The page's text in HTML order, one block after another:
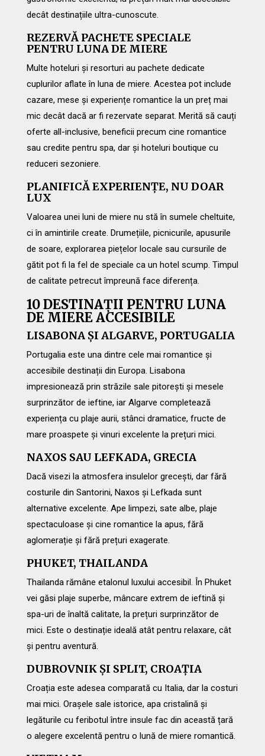
decât destinațiile ultra-cunoscute.
REZERVĂ PACHETE SPECIALE
PENTRU LUNA DE MIERE
Multe hoteluri și resorturi au pachete dedicate
cuplurilor aflate în luna de miere. Acestea pot include
cazare, mese și experiențe romantice la un preț mai
mic decât dacă ar fi rezervate separat. Merită să cauți
oferte all-inclusive, beneficii precum cine romantice
sau credite pentru spa, dar și hoteluri boutique cu
reduceri sezoniere.
PLANIFICĂ EXPERIENȚE, NU DOAR
LUX
Valoarea unei luni de miere nu stă în sumele cheltuite,
ci în amintirile create. Drumețiile, picnicurile, apusurile
de soare, explorarea piețelor locale sau cursurile de
gătit pot fi la fel de speciale ca un hotel scump. Timpul
de calitate petrecut împreună face diferența.
10 DESTINAȚII PENTRU LUNA
DE MIERE ACCESIBILE
LISABONA ȘI ALGARVE, PORTUGALIA
Portugalia este una dintre cele mai romantice și
accesibile destinații din Europa. Lisabona
impresionează prin străzile sale pitorești și mesele
surprinzător de ieftine, iar Algarve completează
experiența cu plaje aurii, stânci dramatice, fructe de
mare proaspete și vinuri excelente la prețuri mici.
NAXOS SAU LEFKADA, GRECIA
Dacă visezi la atmosfera insulelor grecești, dar fără
costurile din Santorini, Naxos și Lefkada sunt
alternative excelente. Ape limpezi, sate albe, plaje
spectaculoase și cine romantice la apus, fără
aglomerație și fără prețuri exagerate.
PHUKET, THAILANDA
Thailanda rămâne etalonul luxului accesibil. În Phuket
vei găsi plaje superbe, mâncare extrem de ieftină și
spa-uri de înaltă calitate, la prețuri surprinzător de
mici. Este o destinație ideală atât pentru relaxare, cât
și pentru aventură.
DUBROVNIK ȘI SPLIT, CROAȚIA
Croația este adesea comparată cu Italia, dar la costuri
mai mici. Orașele sale istorice, apa cristalină și
legăturile cu feribotul între insule fac din această țară
o alegere excelentă pentru o lună de miere romantică.